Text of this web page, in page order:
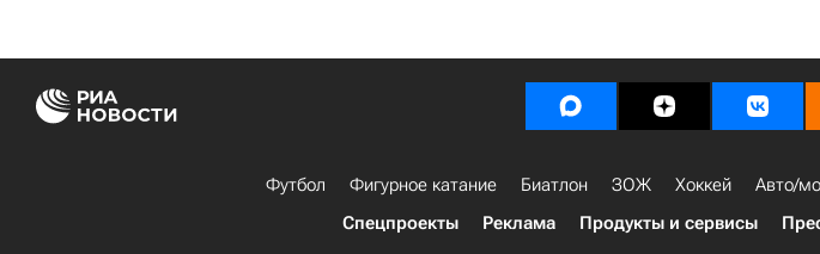
Футбол Фигурное катание Биатлон ЗОЖ Хоккей Авто/
Спецпроекты
Реклама Продукты и сервисы